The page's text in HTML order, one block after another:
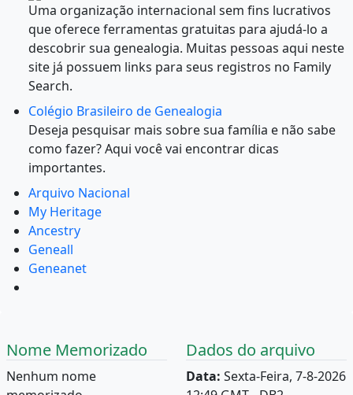
Uma organização internacional sem fins lucrativos
que oferece ferramentas gratuitas para ajudá-lo a
descobrir sua genealogia. Muitas pessoas aqui neste
site já possuem links para seus registros no Family
Search.
Colégio Brasileiro de Genealogia
Deseja pesquisar mais sobre sua família e não sabe
como fazer? Aqui você vai encontrar dicas
importantes.
Arquivo Nacional
My Heritage
Ancestry
Geneall
Geneanet
Nome Memorizado
Nenhum nome
Dados do arquivo
Data: Sexta-Feira, 7-8-2026